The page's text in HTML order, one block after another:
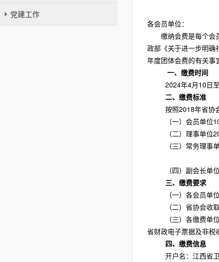
党建工作
各会员单位：
缴纳会费是每个会
政部《关于进一步明确
年度团体会费的有关事
一、缴费时间
2024年4月10日
二、缴费标准
按照2018年省协
（一）会员单位
（二）理事单位
（三）常务理事
（四）副会长单
三、缴费要求
（一）各会员单
（二）省协会
（三）各缴费
省财政电子票据及非税
四、缴费信息
开户名：江西省